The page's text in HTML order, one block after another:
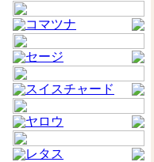
コマツナ
セージ
スイスチャード
ヤロウ
レタス